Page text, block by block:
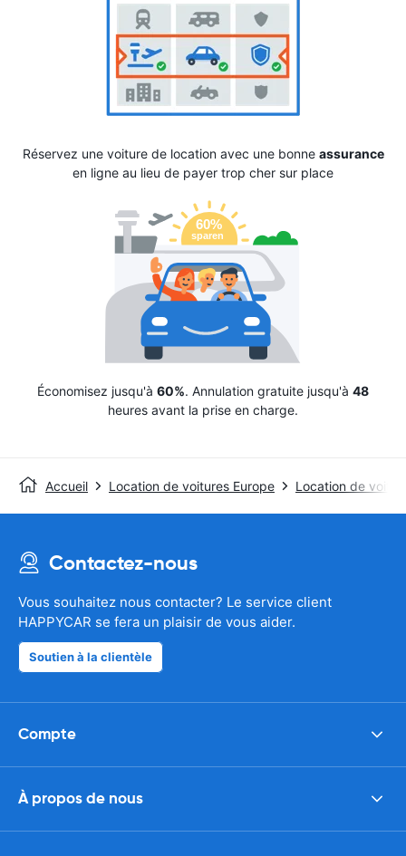
Réservez une voiture de location avec une bonne assurance
en ligne au lieu de payer trop cher sur place
Économisez jusqu'à 60%. Annulation gratuite jusqu'à 48
heures avant la prise en charge.
Accueil Location de voitures Europe Location de
Contactez-nous
Vous souhaitez nous contacter? Le service client
HAPPYCAR se fera un plaisir de vous aider.
Soutien à la clientèle
Compte
À propos de nous